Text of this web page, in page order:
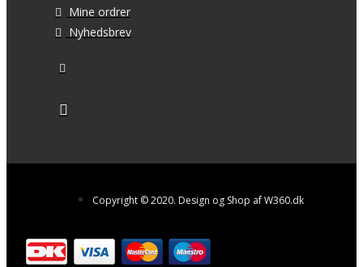
Mine ordrer
Nyhedsbrev
Copyright © 2020. Design og Shop af W360.dk